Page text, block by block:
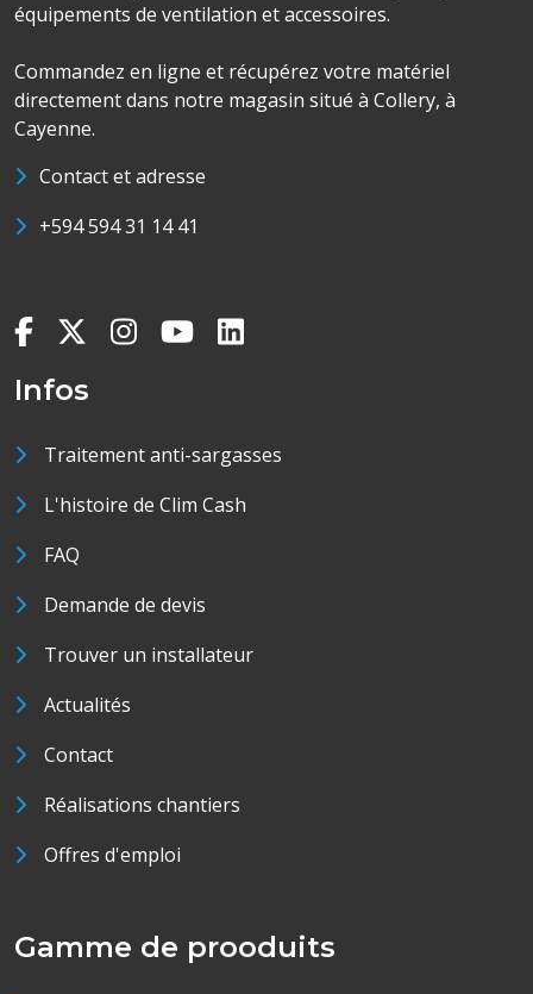
équipements de ventilation et accessoires.
Commandez en ligne et récupérez votre matériel
directement dans notre magasin situé à Collery, à
Cayenne.
Contact et adresse
+594 594 31 14 41
Infos
Traitement anti-sargasses
L'histoire de Clim Cash
FAQ
Demande de devis
Trouver un installateur
Actualités
Contact
Réalisations chantiers
Offres d'emploi
Gamme de prooduits